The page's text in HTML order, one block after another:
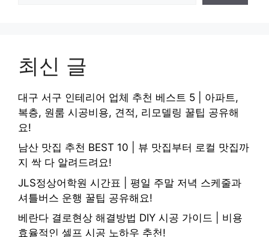
최신 글
대구 서구 인테리어 업체 추천 베스트 5 | 아파트,
복층, 원룸 시공비용, 견적, 리모델링 꿀팁 공유해
요!
남산 맛집 추천 BEST 10 | 뷰 맛집부터 로컬 맛집까
지 싹 다 알려드려요!
JLS정상어학원 시간표 | 평일 주말 저녁 스케줄과
셔틀버스 운행 꿀팁 공유해요!
베란다 결로현상 해결방법 DIY 시공 가이드 | 비용
효율적인 셀프 시공 노하우 추천!